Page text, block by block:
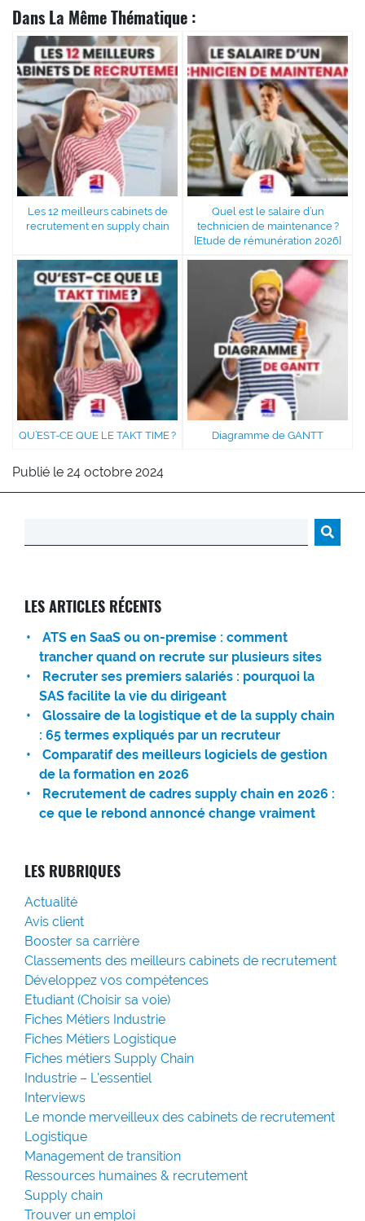
Dans La Même Thématique :
Les 12 meilleurs cabinets de
recrutement en supply chain
Quel est le salaire d’un
technicien de maintenance ?
[Etude de rémunération 2026]
QU’EST-CE QUE LE TAKT TIME ? Diagramme de GANTT
Publié le 24 octobre 2024
LES ARTICLES RÉCENTS
ATS en SaaS ou on-premise : comment
trancher quand on recrute sur plusieurs sites
Recruter ses premiers salariés : pourquoi la
SAS facilite la vie du dirigeant
Glossaire de la logistique et de la supply chain
: 65 termes expliqués par un recruteur
Comparatif des meilleurs logiciels de gestion
de la formation en 2026
Recrutement de cadres supply chain en 2026 :
ce que le rebond annoncé change vraiment
LES RUBRIQUES
Actualité
Avis client
Booster sa carrière
Classements des meilleurs cabinets de recrutement
Développez vos compétences
Etudiant (Choisir sa voie)
Fiches Métiers Industrie
Fiches Métiers Logistique
Fiches métiers Supply Chain
Industrie – L'essentiel
Interviews
Le monde merveilleux des cabinets de recrutement
Logistique
Management de transition
Ressources humaines & recrutement
Supply chain
Trouver un emploi